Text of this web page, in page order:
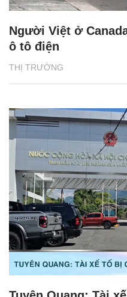
THỊ TRƯỜNG
Người Việt ở
ô tô điện